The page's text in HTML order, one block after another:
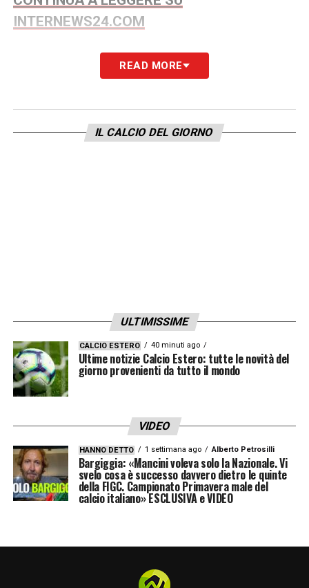
INTERNEWS24.COM
LA PLAYLIST DELLE NOSTRE TOP NEWS
READ MORE
IL CALCIO DEL GIORNO
ULTIMISSIME
CALCIO ESTERO 40 minuti ago
Ultime notizie Calcio Estero: tutte le novità del
giorno provenienti da tutto il mondo
VIDEO
HANNO DETTO 1 settimana ago Alberto Petrosilli
Bargiggia: «Mancini voleva solo la Nazionale. Vi
svelo cosa è successo davvero dietro le quinte
della FIGC. Campionato Primavera male del
calcio italiano» ESCLUSIVA e VIDEO